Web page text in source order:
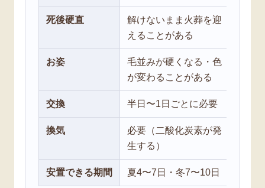
死後硬直
解けないまま火葬を迎
えることがある
お姿
毛並みが硬くなる・色
が変わることがある
交換 半日〜1日ごとに必要
換気
必要（二酸化炭素が発
生する）
安置できる期間 夏4〜7日・冬7〜10日